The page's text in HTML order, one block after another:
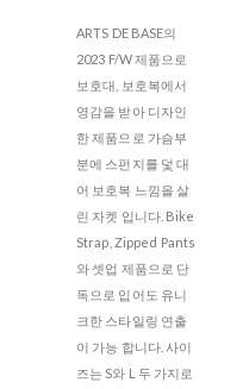
ARTS DE BASE의
2023 F/W 제품으로
보호대, 보호복에서
영감을 받아 디자인
한 제품으로 가슴부
분에 스펀지를 덫 대
어 보호복 느낌을 살
린 자켓 입니다. Bike
Strap, Zipped Pants
와 셋업 제품으로 단
독으로 입어도 유니
크한 스타일링 연출
이 가능 합니다. 사이
즈는 S와 L 두 가지로